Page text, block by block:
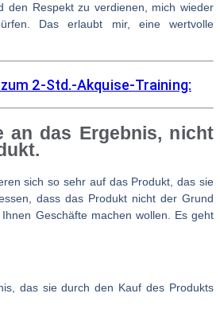
den Respekt zu verdienen, mich wieder
Das erlaubt mir, eine wertvolle
2-Std.-Akquise-Training:
an das Ergebnis, nicht
sich so sehr auf das Produkt, das sie
dass das Produkt nicht der Grund
Geschäfte machen wollen. Es geht
das sie durch den Kauf des Produkts